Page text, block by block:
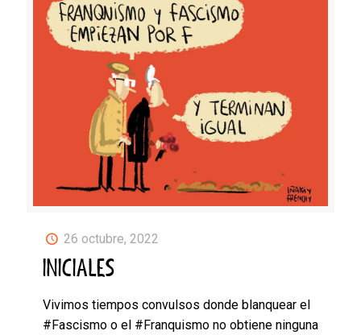
26 octubre, 2022
INICIALES
Vivimos tiempos convulsos donde blanquear el
#Fascismo o el #Franquismo no obtiene ninguna